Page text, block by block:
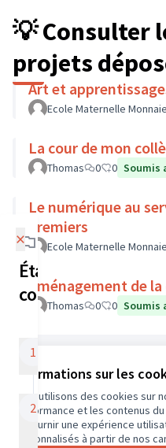
Informations sur les
Nous utilisons des cookies sur
performance et les contenus
de fournir une expérience
personnalisés à partir de nos
💡 Consulter
projets
Art et
Ecole Maternelle Monnaie
La cour de mon
Thomas 0 0 Soumis
Le numérique au
premiers
Ecole Maternelle Monnaie
Thomas 0 0 Soumis
Conditions d'utilisation
Paramètres des cookies
CD37 sur XCD37 sur Facebook
CD37 sur Instagram
CD37 sur
×
Étapes de la
concertation
1
19/02/2024 - 30/06/2024
2
Les services du
Département
étudient mon